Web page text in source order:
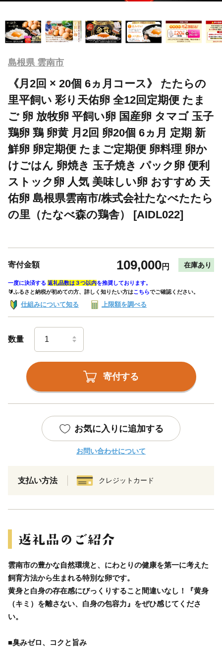
島根県 雲南市
《月2回 × 20個 6ヵ月コース》 たたらの
里平飼い 彩り天佑卵 全12回定期便 たま
ご 卵 放牧卵 平飼い卵 国産卵 タマゴ 玉子
鶏卵 鶏 卵黄 月2回 卵20個 6ヵ月 定期 新
鮮卵 卵定期便 たまご定期便 卵料理 卵か
けごはん 卵焼き 玉子焼き パック卵 便利
ストック卵 人気 美味しい卵 おすすめ 天
佑卵 島根県雲南市/株式会社たなべたたら
の里（たなべ森の鶏舎） [AIDL022]
寄付金額 109,000円 在庫あり
一度に決済する 返礼品数は３つ以内を推奨しております。
🔰ふるさと納税が初めての方、詳しく知りたい方はこちらでご確認ください。
仕組みについて知る 上限額を調べる
数量
寄付する
お気に入りに追加する
お問い合わせについて
支払い方法 クレジットカード
雲南市の豊かな自然環境と、にわとりの健康を第一に考えた
飼育方法から生まれる特別な卵です。
黄身と白身の存在感にびっくりすること間違いなし！『黄身
（キミ）を離さない、白身の包容力』をぜひ感じてくださ
い。
■臭みゼロ、コクと旨み